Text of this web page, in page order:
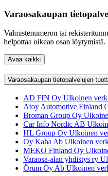
Varaosakaupan
Valmistenumeron tai
helpottaa oikean osan löytymistä.
Avaa kaikki
Varaosakaupan tietopalvelujen
AD FIN Oy Ulkoinen
Atoy Automotive Finland
Broman Group Oy
Car Info Nordic AB
HL Group Oy Ulkoinen
Oy Kaha Ab Ulkoinen
MEKO Finland Oy
Varaosa-alan yhdistys ry
Örum Oy Ab Ulkoinen